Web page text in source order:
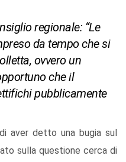
regionale: “Le
da tempo che si
ovvero un
che il
pubblicamente
aver detto una bugia sul
sulla questione cerca di